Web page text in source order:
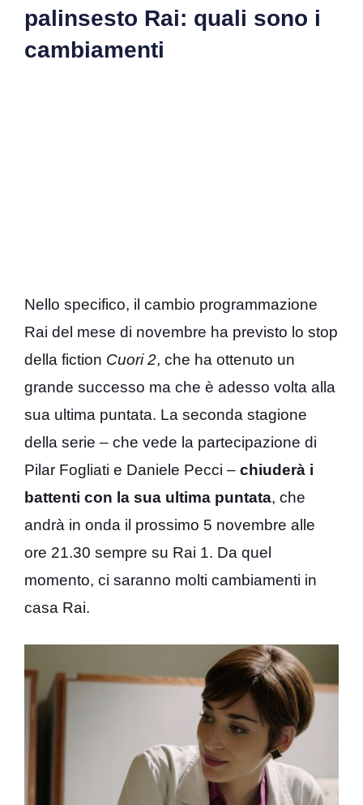
palinsesto Rai: quali sono i
cambiamenti
Nello specifico, il cambio programmazione
Rai del mese di novembre ha previsto lo stop
della fiction Cuori 2, che ha ottenuto un
grande successo ma che è adesso volta alla
sua ultima puntata. La seconda stagione
della serie – che vede la partecipazione di
Pilar Fogliati e Daniele Pecci – chiuderà i
battenti con la sua ultima puntata, che
andrà in onda il prossimo 5 novembre alle
ore 21.30 sempre su Rai 1. Da quel
momento, ci saranno molti cambiamenti in
casa Rai.